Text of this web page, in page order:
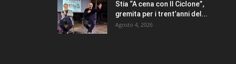
Stia “A cena con Il Ciclone”,
gremita per i trent’anni del...
Agosto 4, 2026